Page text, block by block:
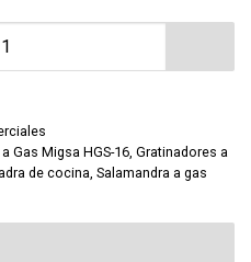
16 cantidad
Gas Migsa HGS-16, Gratinadores a
de cocina, Salamandra a gas